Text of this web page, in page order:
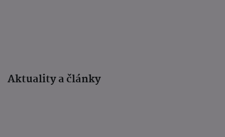
Aktuality a články